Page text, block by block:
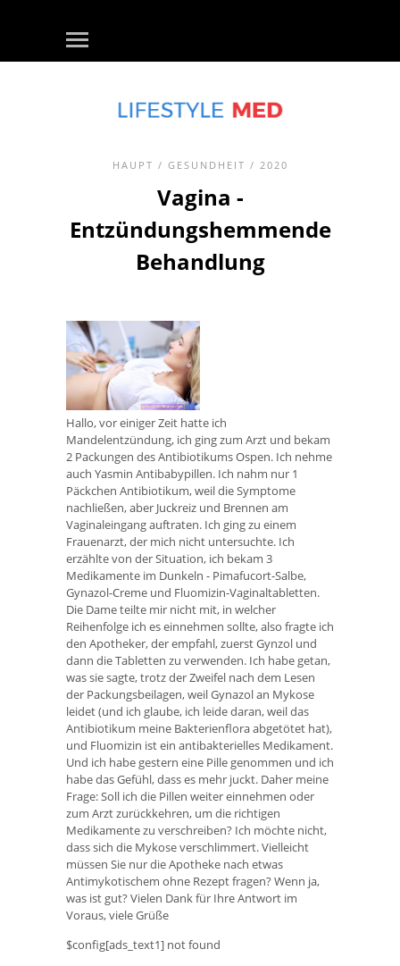
HAUPT / GESUNDHEIT / 2020
Vagina -
Entzündungshemmende
Behandlung
Hallo, vor einiger Zeit hatte ich
Mandelentzündung, ich ging zum Arzt und bekam
2 Packungen des Antibiotikums Ospen. Ich nehme
auch Yasmin Antibabypillen. Ich nahm nur 1
Päckchen Antibiotikum, weil die Symptome
nachließen, aber Juckreiz und Brennen am
Vaginaleingang auftraten. Ich ging zu einem
Frauenarzt, der mich nicht untersuchte. Ich
erzählte von der Situation, ich bekam 3
Medikamente im Dunkeln - Pimafucort-Salbe,
Gynazol-Creme und Fluomizin-Vaginaltabletten.
Die Dame teilte mir nicht mit, in welcher
Reihenfolge ich es einnehmen sollte, also fragte ich
den Apotheker, der empfahl, zuerst Gynzol und
dann die Tabletten zu verwenden. Ich habe getan,
was sie sagte, trotz der Zweifel nach dem Lesen
der Packungsbeilagen, weil Gynazol an Mykose
leidet (und ich glaube, ich leide daran, weil das
Antibiotikum meine Bakterienflora abgetötet hat),
und Fluomizin ist ein antibakterielles Medikament.
Und ich habe gestern eine Pille genommen und ich
habe das Gefühl, dass es mehr juckt. Daher meine
Frage: Soll ich die Pillen weiter einnehmen oder
zum Arzt zurückkehren, um die richtigen
Medikamente zu verschreiben? Ich möchte nicht,
dass sich die Mykose verschlimmert. Vielleicht
müssen Sie nur die Apotheke nach etwas
Antimykotischem ohne Rezept fragen? Wenn ja,
was ist gut? Vielen Dank für Ihre Antwort im
Voraus, viele Grüße
$config[ads_text1] not found